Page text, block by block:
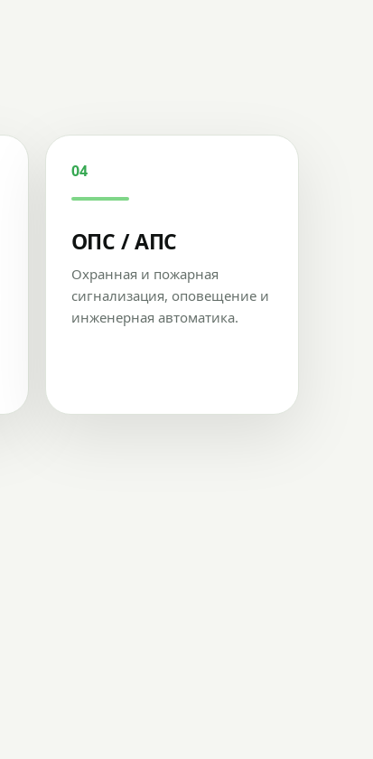
04
ОПС / АПС
Охранная и пожарная
сигнализация, оповещение и
инженерная автоматика.